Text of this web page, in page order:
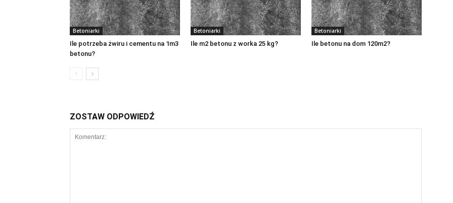
Betoniarki
Ile potrzeba żwiru i cementu na 1m3
betonu?
Betoniarki
Ile m2 betonu z worka 25 kg?
Betoniarki
Ile betonu na dom 120m2?
ZOSTAW ODPOWIEDŹ